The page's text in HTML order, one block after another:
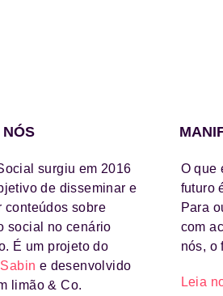
surgiu em 2016
de disseminar e
conteúdos sobre
social no cenário
É um projeto do
e desenvolvido
limão & Co.
O que
futuro
Para
com
nós, o
Leia